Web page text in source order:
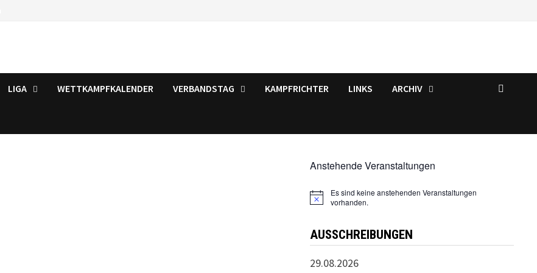
LIGA WETTKAMPFKALENDER VERBANDSTAG KAMPFRICHTER LINKS ARCHIV
Anstehende Veranstaltungen
Hinweis
Es sind keine anstehenden Veranstaltungen
vorhanden.
AUSSCHREIBUNGEN
29.08.2026